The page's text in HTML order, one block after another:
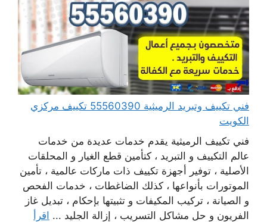
فني تكييف وتبريد الرميثية 55560390 تكييف مركزي
الكويت
فني تكييف الرميثية يقدم خدمات عديدة من خدمات
عالم التكييف و التبريد ، كتأمين قطع الغيار و المحلقات
الأصلية ، توفير أجهزة تكييف ذات ماركات عالمية ، تأمين
الموتورات بأنواعها ، كذلك الضاغطات ، خدمات الفحص
و الصيانة ، تركيب المكيفات و تثبيتها بإحكام ، تبديل غاز
الفريون و حل مشاكل التسريب ، إزالة الجليد ... اقرأ